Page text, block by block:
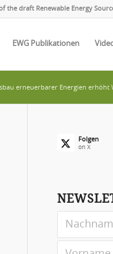
the draft Renewable Energy
EWG Publikationen
erneuerbarer Energien erhöht
Folgen
on X